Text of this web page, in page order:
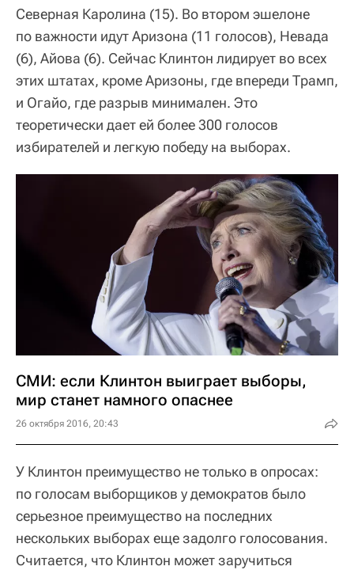
Северная Каролина (15). Во втором эшелоне
по важности идут Аризона (11 голосов), Невада
(6), Айова (6). Сейчас Клинтон лидирует во всех
этих штатах, кроме Аризоны, где впереди Трамп,
и Огайо, где разрыв минимален. Это
теоретически дает ей более 300 голосов
избирателей и легкую победу на выборах.
СМИ: если Клинтон выиграет выборы,
мир станет намного опаснее
26 октября 2016, 20:43
У Клинтон преимущество не только в опросах:
по голосам выборщиков у демократов было
серьезное преимущество на последних
нескольких выборах еще задолго голосования.
Считается, что Клинтон может заручиться